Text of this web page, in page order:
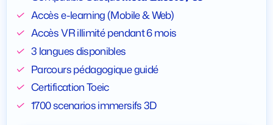
Accès e-learning (Mobile & Web)
Accès VR illimité pendant 6 mois
3 langues disponibles
Parcours pédagogique guidé
Certification Toeic
1700 scenarios immersifs 3D